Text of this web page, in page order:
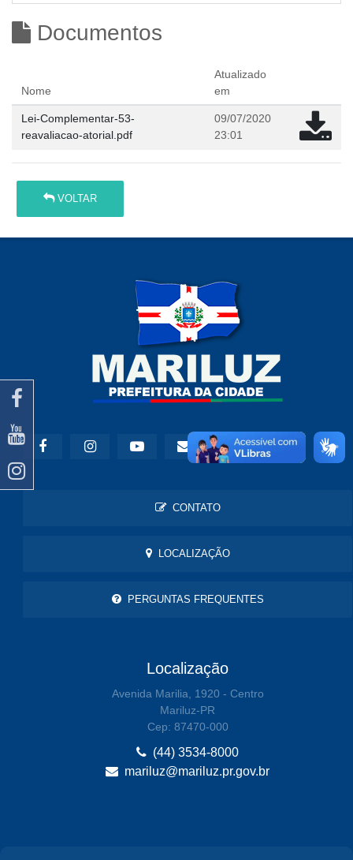
Documentos
Nome
Atualizado
em
Lei-Complementar-53-
reavaliacao-atorial.pdf
09/07/2020
23:01
VOLTAR
CONTATO
LOCALIZAÇÃO
PERGUNTAS FREQUENTES
Localização
Avenida Marilia, 1920 - Centro
Mariluz-PR
Cep: 87470-000
(44) 3534-8000
mariluz@mariluz.pr.gov.br